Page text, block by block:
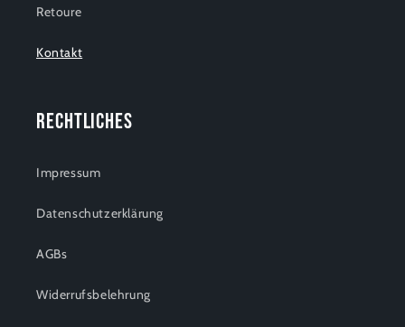
Retoure
Kontakt
Rechtliches
Impressum
Datenschutzerklärung
AGBs
Widerrufsbelehrung